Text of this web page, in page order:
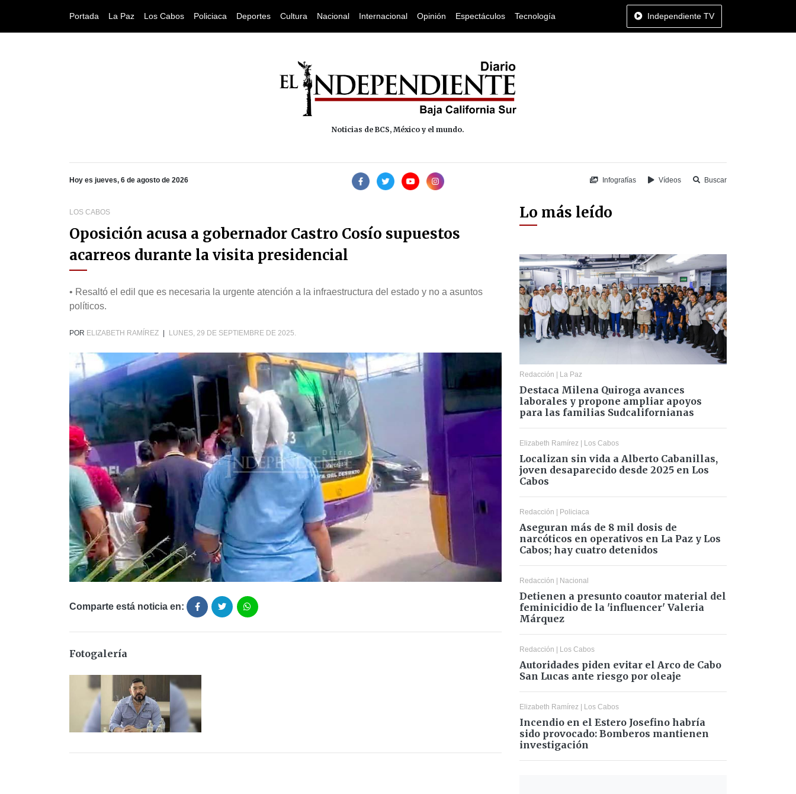
Portada La Paz Los Cabos Policiaca Deportes Cultura Nacional Internacional Opinión Espectáculos Tecnología Independiente TV
Noticias de BCS, México y el mundo.
Hoy es jueves, 6 de agosto de 2026 Infografías Vídeos Buscar
LOS CABOS
Oposición acusa a gobernador Castro Cosío supuestos
acarreos durante la visita presidencial
• Resaltó el edil que es necesaria la urgente atención a la infraestructura del estado y no a asuntos
políticos.
POR ELIZABETH RAMÍREZ LUNES, 29 DE SEPTIEMBRE DE 2025.
Comparte está noticia en:
Fotogalería
Lo más leído
Redacción | La Paz
Destaca Milena Quiroga avances
laborales y propone ampliar apoyos
para las familias Sudcalifornianas
Elizabeth Ramírez | Los Cabos
Localizan sin vida a Alberto Cabanillas,
joven desaparecido desde 2025 en Los
Cabos
Redacción | Policiaca
Aseguran más de 8 mil dosis de
narcóticos en operativos en La Paz y Los
Cabos; hay cuatro detenidos
Redacción | Nacional
Detienen a presunto coautor material del
feminicidio de la 'influencer' Valeria
Márquez
Redacción | Los Cabos
Autoridades piden evitar el Arco de Cabo
San Lucas ante riesgo por oleaje
Elizabeth Ramírez | Los Cabos
Incendio en el Estero Josefino habría
sido provocado: Bomberos mantienen
investigación